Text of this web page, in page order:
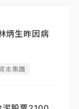
炳生昨因病
本集團